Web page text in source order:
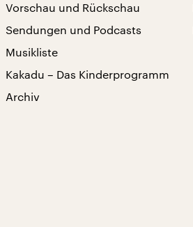
Vorschau und Rückschau
Sendungen und Podcasts
Musikliste
Kakadu – Das Kinderprogramm
Archiv